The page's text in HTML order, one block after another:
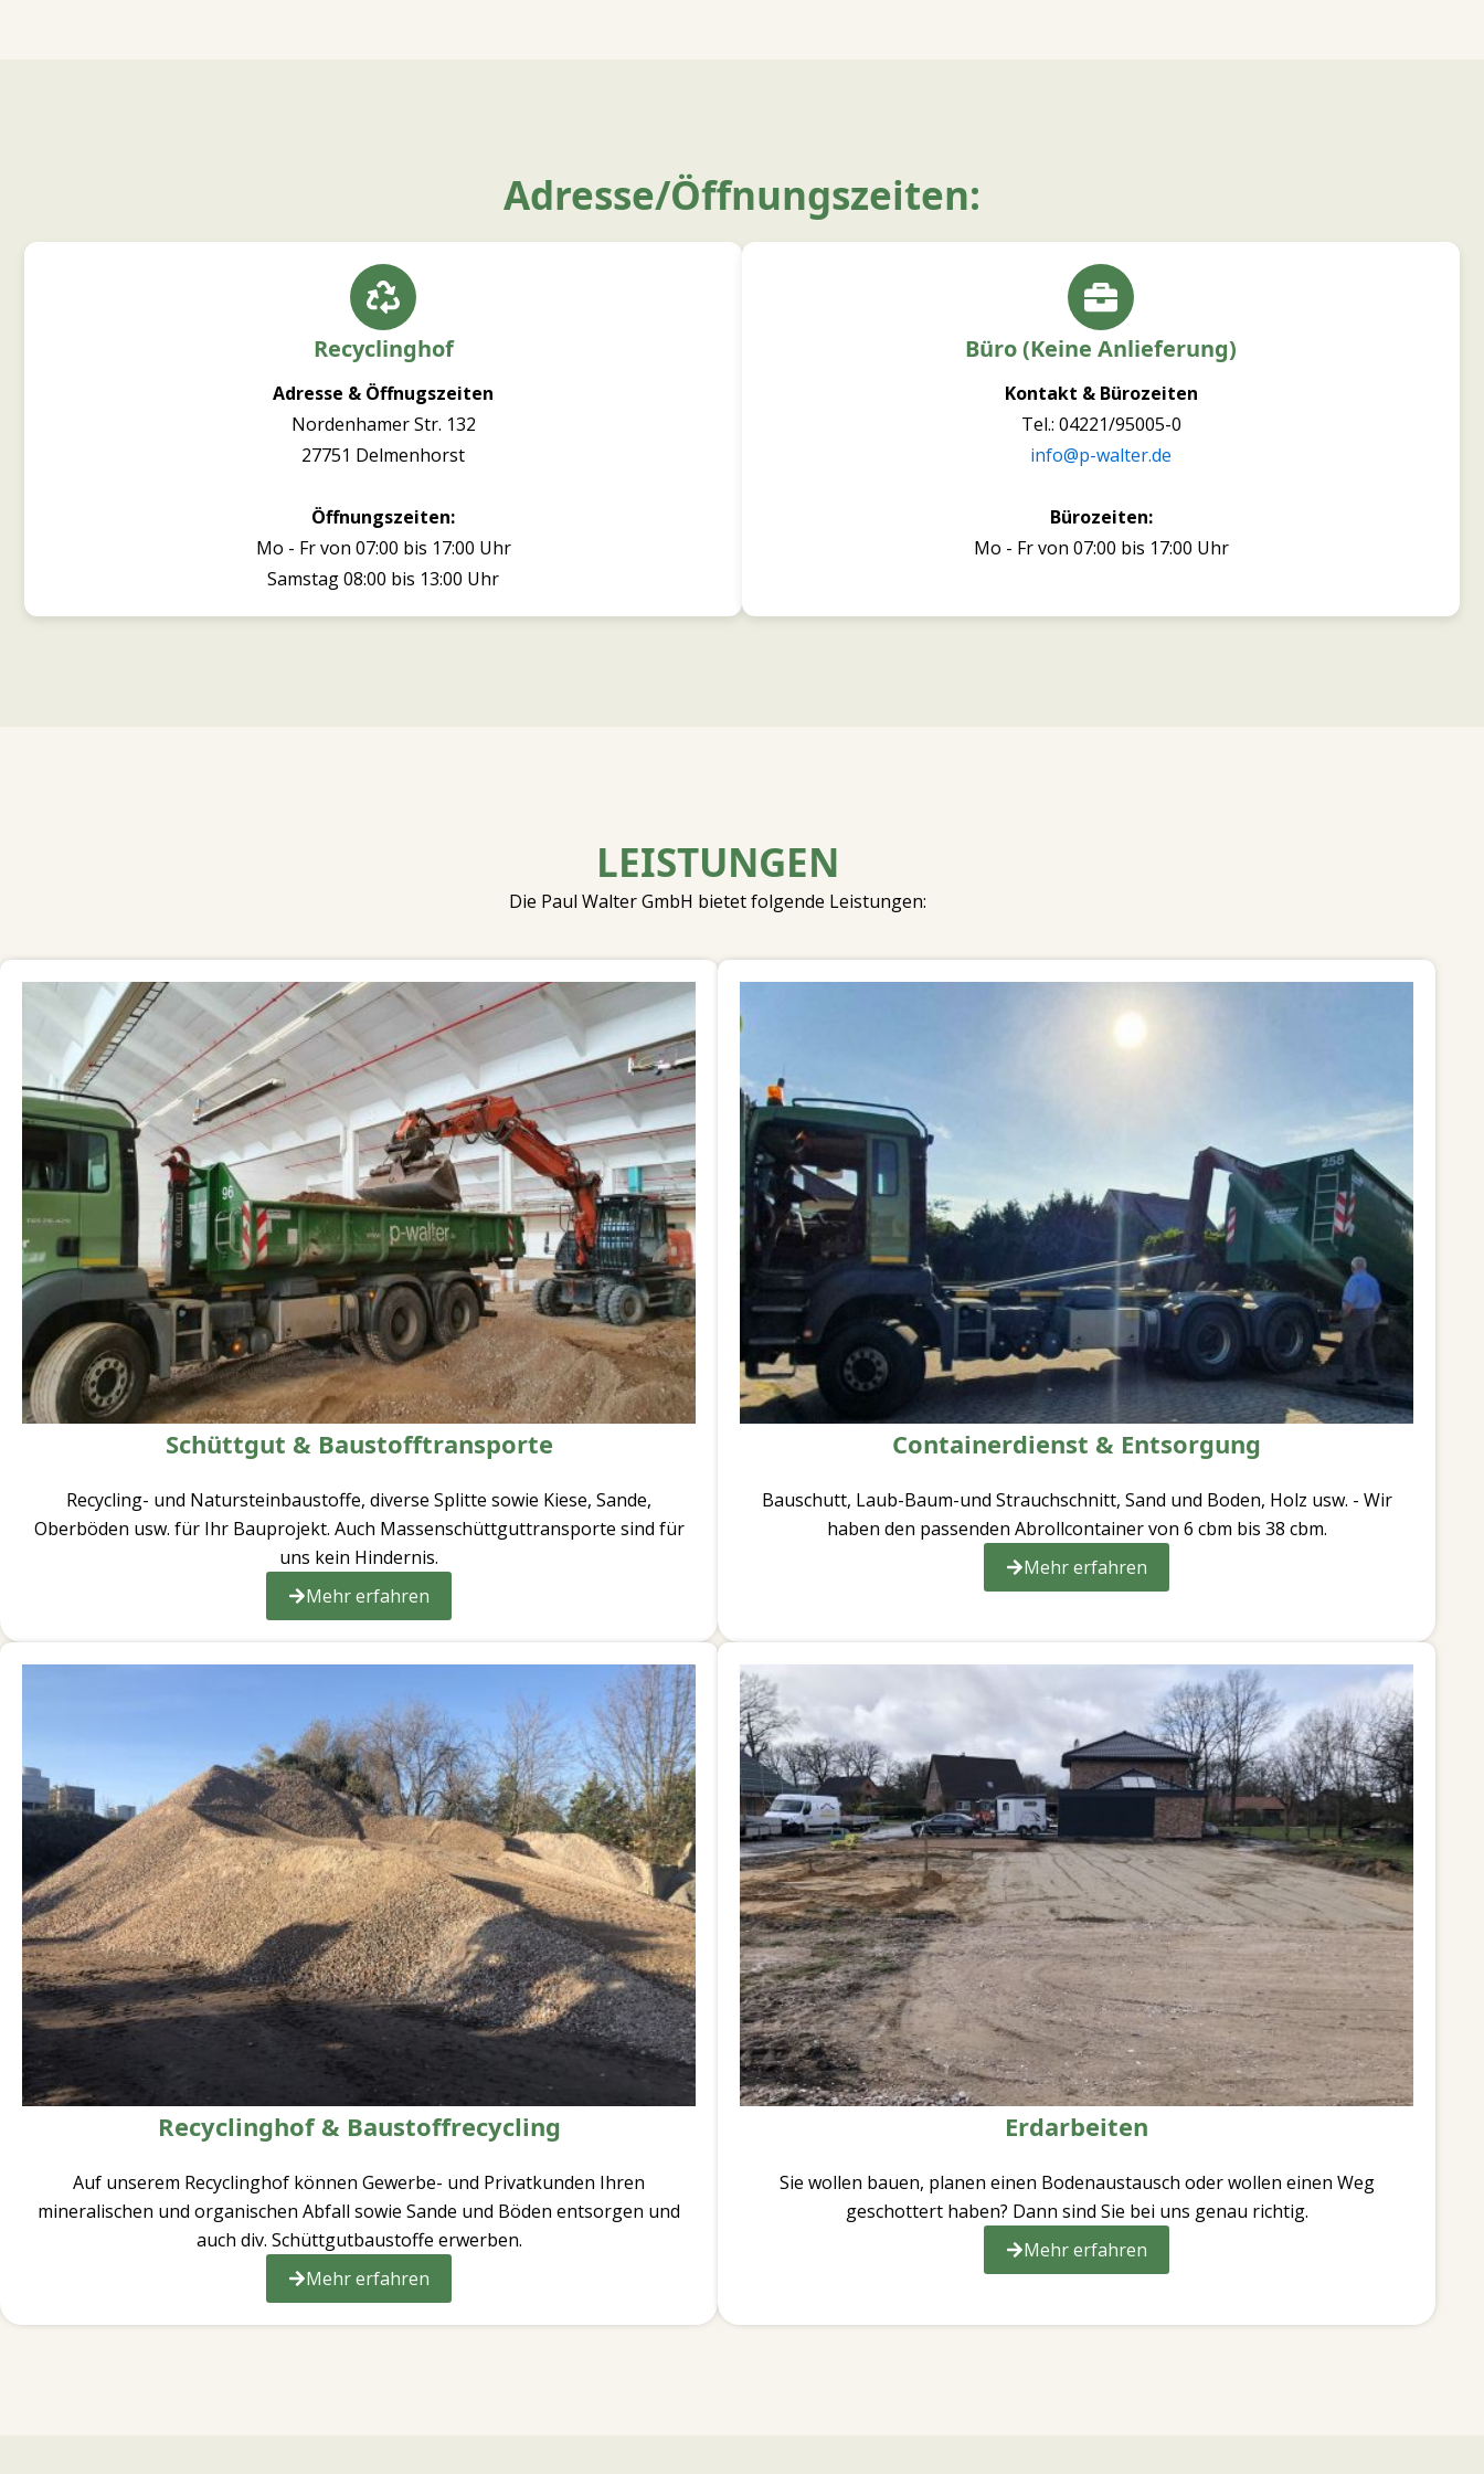
Adresse/Öffnungszeiten:
Recyclinghof
Adresse & Öffnugszeiten
Nordenhamer Str. 132
27751 Delmenhorst
Öffnungszeiten:
Mo - Fr von 07:00 bis 17:00 Uhr
Samstag 08:00 bis 13:00 Uhr
Büro (keine Anlieferung)
Kontakt & Bürozeiten
Tel.: 04221/95005-0
info@p-walter.de
Bürozeiten:
Mo - Fr von 07:00 bis 17:00 Uhr
LEISTUNGEN
Die Paul Walter GmbH bietet folgende Leistungen:
Schüttgut & Baustofftransporte
Recycling- und Natursteinbaustoffe, diverse Splitte sowie Kiese, Sande,
Oberböden usw. für Ihr Bauprojekt. Auch Massenschüttguttransporte sind für
uns kein Hindernis.
Mehr erfahren
Containerdienst & Entsorgung
Bauschutt, Laub-Baum-und Strauchschnitt, Sand und Boden, Holz usw. - Wir
haben den passenden Abrollcontainer von 6 cbm bis 38 cbm.
Mehr erfahren
Recyclinghof & Baustoffrecycling
Auf unserem Recyclinghof können Gewerbe- und Privatkunden Ihren
mineralischen und organischen Abfall sowie Sande und Böden entsorgen und
auch div. Schüttgutbaustoffe erwerben.
Mehr erfahren
Erdarbeiten
Sie wollen bauen, planen einen Bodenaustausch oder wollen einen Weg
geschottert haben? Dann sind Sie bei uns genau richtig.
Mehr erfahren